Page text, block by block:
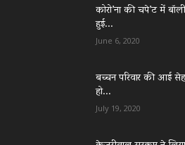
कोरो’ना की चपे’ट में
हुई...
June 6, 2020
बच्चन परिवार की आई
हो...
July 19, 2020